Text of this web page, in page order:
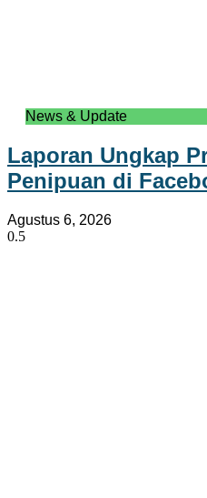
News & Update
Laporan Ungkap
Penipuan di
Agustus 6, 2026